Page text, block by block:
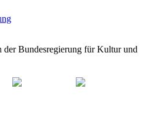
der Bundesregierung für Kultur und